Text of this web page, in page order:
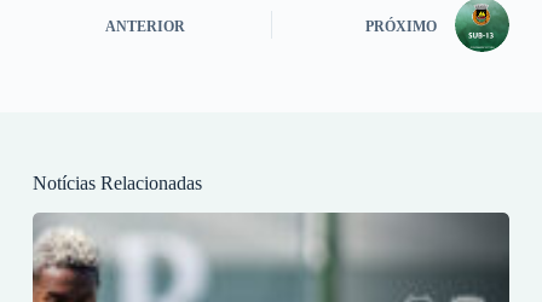
ANTERIOR PRÓXIMO
Notícias Relacionadas